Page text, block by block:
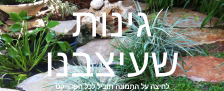
גינות
שעיצבנו
לחיצה על התמונה תוביל לכל הפרוייקט